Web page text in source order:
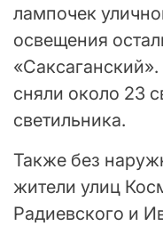
лампочек
освещения
сняли около 23
светильника.
Также без
жители улиц
Радиевского и